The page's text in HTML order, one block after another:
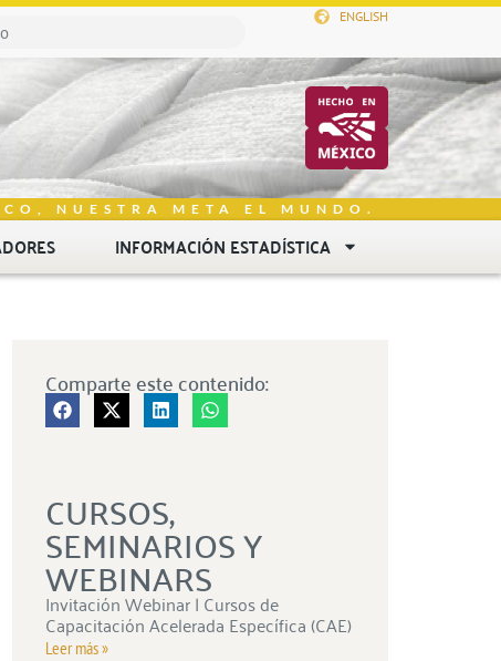
ENGLISH
NUESTRA META EL MUNDO.
INFORMACIÓN ESTADÍSTICA
Comparte este contenido:
CURSOS,
SEMINARIOS Y
WEBINARS
Invitación Webinar | Cursos de
Capacitación Acelerada Específica (CAE)
Leer más »